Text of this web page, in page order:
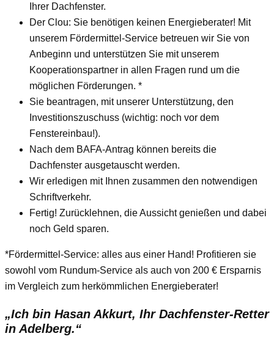
Ihrer Dachfenster.
Der Clou: Sie benötigen keinen Energieberater! Mit
unserem Fördermittel-Service betreuen wir Sie von
Anbeginn und unterstützen Sie mit unserem
Kooperationspartner in allen Fragen rund um die
möglichen Förderungen. *
Sie beantragen, mit unserer Unterstützung, den
Investitionszuschuss (wichtig: noch vor dem
Fenstereinbau!).
Nach dem BAFA-Antrag können bereits die
Dachfenster ausgetauscht werden.
Wir erledigen mit Ihnen zusammen den notwendigen
Schriftverkehr.
Fertig! Zurücklehnen, die Aussicht genießen und dabei
noch Geld sparen.
*Fördermittel-Service: alles aus einer Hand! Profitieren sie
sowohl vom Rundum-Service als auch von 200 € Ersparnis
im Vergleich zum herkömmlichen Energieberater!
„Ich bin Hasan Akkurt, Ihr Dachfenster-Retter
in Adelberg.“